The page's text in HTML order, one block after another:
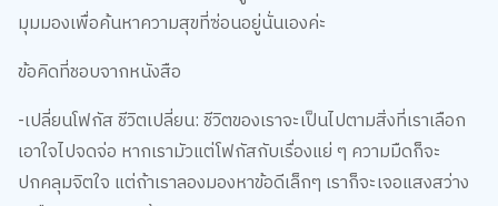
ข้อคิดที่ชอบจากหนังสือ
-เปลี่ยนโฟกัส ชีวิตเปลี่ยน: ชีวิตของเราจะเป็นไปตามสิ่งที่เราเลือก
เอาใจไปจดจ่อ หากเรามัวแต่โฟกัสกับเรื่องแย่ ๆ ความมืดก็จะ
ปกคลุมจิตใจ แต่ถ้าเราลองมองหาข้อดีเล็กๆ เราก็จะเจอแสงสว่าง
เหมือนดวงดาวบนฟ้า